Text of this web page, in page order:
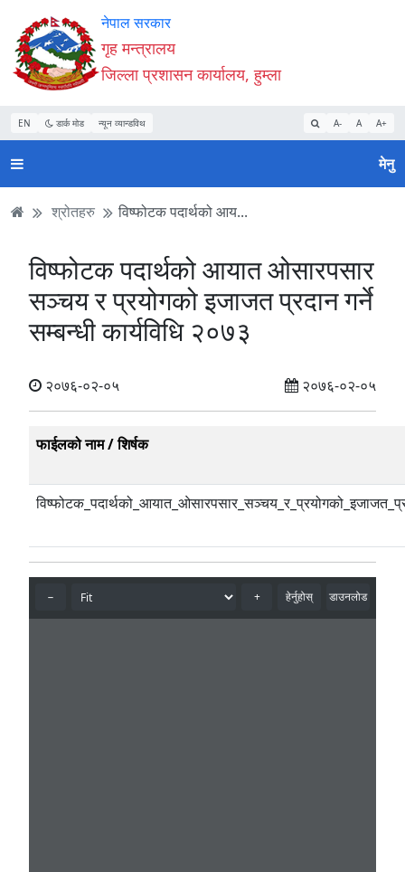
Accessibility
Mode
सुरु
गर्नुहोस्
सामाग्री
पढ्नुहाेस्
नेभिगेसन
पढ्नुहाेस्
वेबसाइट
खोजमा
जानुहोस्
नेपाल सरकार
गृह मन्त्रालय
जिल्ला प्रशासन कार्यालय, हुम्ला
EN डार्क मोड न्यून व्यान्डविथ A- A A+
मेनु
श्रोतहरु विष्फोटक पदार्थको आय...
विष्फोटक पदार्थको आयात ओसारपसार
सञ्चय र प्रयोगको इजाजत प्रदान गर्ने
सम्बन्धी कार्यविधि २०७३
२०७६-०२-०५ २०७६-०२-०५
फाईलको नाम / शिर्षक